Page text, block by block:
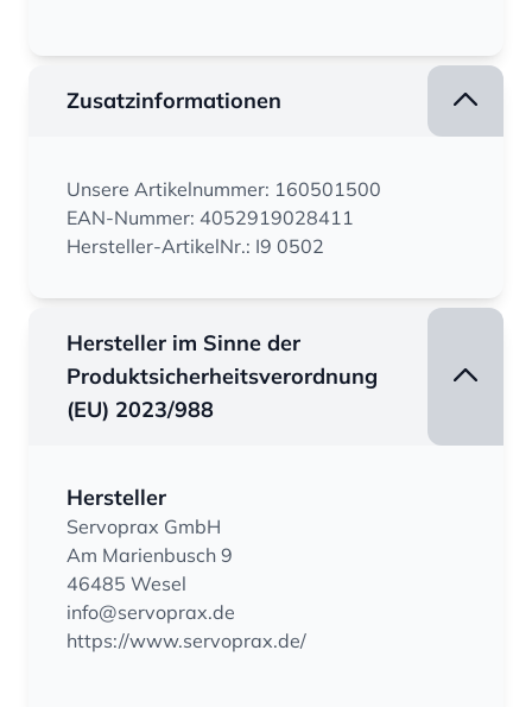
Zusatzinformationen
Unsere Artikelnummer: 160501500
EAN-Nummer: 4052919028411
Hersteller-ArtikelNr.: I9 0502
Hersteller im Sinne der
Produktsicherheitsverordnung
(EU) 2023/988
Hersteller
Servoprax GmbH
Am Marienbusch 9
46485 Wesel
info@servoprax.de
https://www.servoprax.de/